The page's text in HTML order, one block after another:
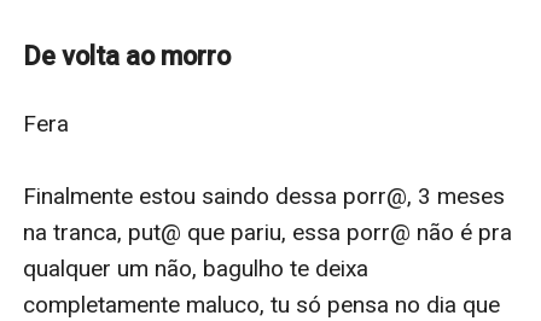
tempo sensível.
que seria apenas uma noite se tornou a sua maior
Cecília.
De volta ao morro
Fera
Finalmente estou saindo dessa porr@, 3 meses
na tranca, put@ que pariu, essa porr@ não é pra
qualquer um não, bagulho te deixa
completamente maluco, tu só pensa no dia que